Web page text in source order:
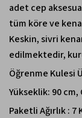
adet cep
tüm köre ve
Keskin, sivri
edilmektedir,
Öğrenme Kulesi
Yükseklik: 90
Paketli Ağırlık : 7